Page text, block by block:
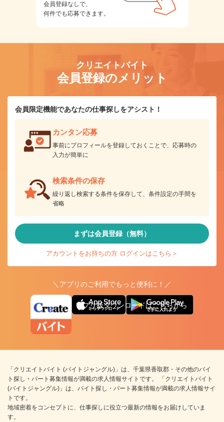
会員登録なしで、
何件でも応募できます。
クリエイトバイト
会員登録のメリット
会員限定機能であなたの仕事探しをアシスト！
カンタン応募
事前にプロフィールを登録しておくことで、応募時の
入力が簡単に
検索条件の保存
繰り返し検索する条件を保存して、条件設定の手間を
省略
まずは会員登録（無料）
アカウントをお持ちの方 ログインはこちら＞
＼アプリのご利用でもっと便利に！／
アプリ版ダウンロードはこちらから
「クリエイトバイト (バイトジャングル)」は、千葉県香取郡・その他のバイ
ト探し・パート募集情報が満載の求人情報サイトです。 「クリエイトバイト
(バイトジャングル)」は、バイト探し・パート募集情報が満載の求人情報サイ
トです。
地域密着をコンセプトに、仕事探しに役立つ最新の情報をお届けしていま
す。